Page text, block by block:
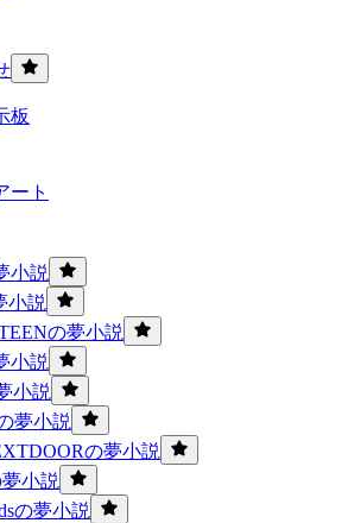
板
ート
小説
小説
の夢小説
小説
小説
夢小説
の夢小説
小説
の夢小説